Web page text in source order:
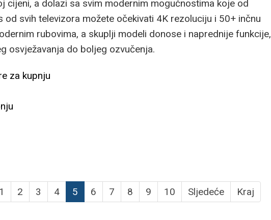
cijeni, a dolazi sa svim modernim mogućnostima koje od
od svih televizora možete očekivati 4K rezoluciju i 50+ inčnu
rubovima, a skuplji modeli donose i naprednije funkcije,
osvježavanja do boljeg ozvučenja.
za kupnju
1 2 3 4 5 6 7 8 9 10 Sljedeće Kraj